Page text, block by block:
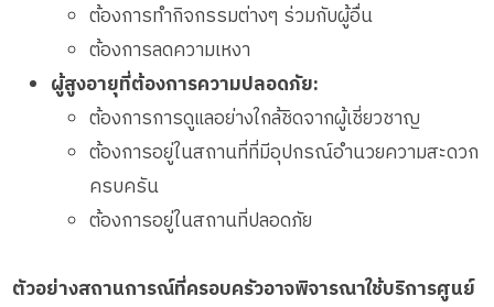
ต้องการทำกิจกรรมต่างๆ ร่วมกับผู้อื่น
ต้องการลดความเหงา
ผู้สูงอายุที่ต้องการความปลอดภัย:
ต้องการการดูแลอย่างใกล้ชิดจากผู้เชี่ยวชาญ
ต้องการอยู่ในสถานที่ที่มีอุปกรณ์อำนวยความสะดวก
ครบครัน
ต้องการอยู่ในสถานที่ปลอดภัย
ตัวอย่างสถานการณ์ที่ครอบครัวอาจพิจารณาใช้บริการศูนย์